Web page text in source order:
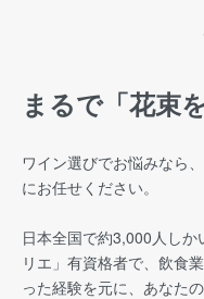
まるで「花束
ワイン選びでお悩みなら
にお任せください。
日本全国で約3,000人し
リエ」有資格者で、飲食
った経験を元に、あなた